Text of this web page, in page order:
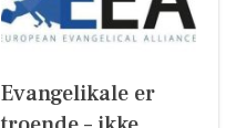
Evangelikale er